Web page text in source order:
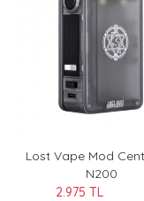
Lost Vape Mod
N200
2.975 TL